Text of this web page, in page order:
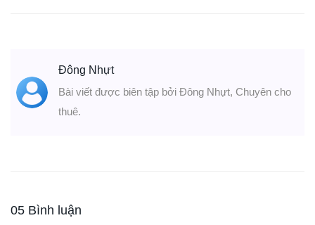
Đông Nhựt
Bài viết được biên tập bởi Đông Nhựt, Chuyên cho
thuê.
05 Bình luận